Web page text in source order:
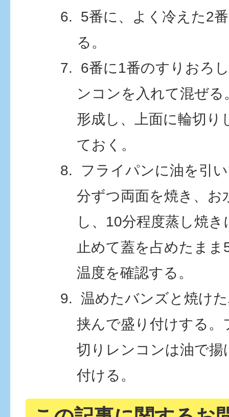
5番に、よく冷えた2
る。
6番に1番のすりおろ
ンコンを入れて混ぜ
形成し、上面に輪切り
ておく。
フライパンに油を引
分ずつ両面を焼き、お
し、10分程度蒸し焼
止めて蓋を占めたまま
温度を確認する。
温めたバンズと焼け
挟んで盛り付けする
切りレンコンは油で揚
付ける。